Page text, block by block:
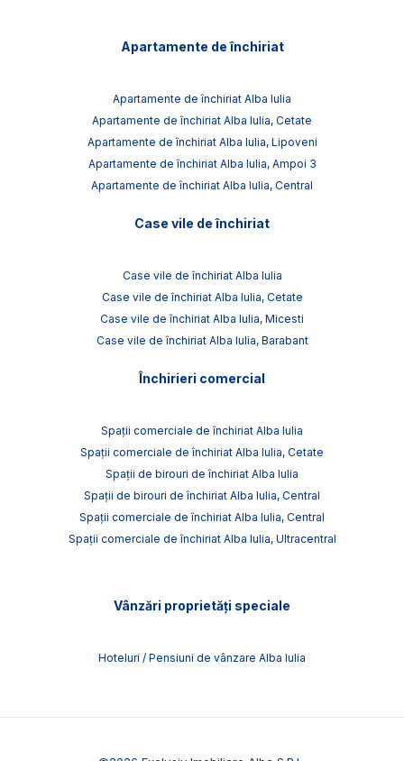
Apartamente de închiriat
Apartamente de închiriat Alba Iulia
Apartamente de închiriat Alba Iulia, Cetate
Apartamente de închiriat Alba Iulia, Lipoveni
Apartamente de închiriat Alba Iulia, Ampoi 3
Apartamente de închiriat Alba Iulia, Central
Case vile de închiriat
Case vile de închiriat Alba Iulia
Case vile de închiriat Alba Iulia, Cetate
Case vile de închiriat Alba Iulia, Micesti
Case vile de închiriat Alba Iulia, Barabant
Închirieri comercial
Spații comerciale de închiriat Alba Iulia
Spații comerciale de închiriat Alba Iulia, Cetate
Spații de birouri de închiriat Alba Iulia
Spații de birouri de închiriat Alba Iulia, Central
Spații comerciale de închiriat Alba Iulia, Central
Spații comerciale de închiriat Alba Iulia, Ultracentral
Vânzări proprietăți speciale
Hoteluri / Pensiuni de vânzare Alba Iulia